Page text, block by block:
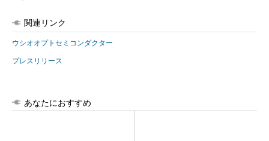
関連リンク
ウシオオプトセミコンダクター
プレスリリース
あなたにおすすめ